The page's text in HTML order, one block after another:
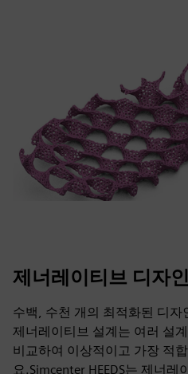
제너레이티브 디자인
수백, 수천 개의 최적화된 디
제너레이티브 설계는 여러 설
비교하여 이상적이고 가장 적
요.Simcenter HEEDS는 제너